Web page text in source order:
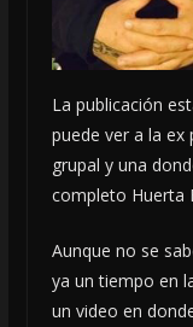
La publicación
puede ver a la ex
grupal y una
completo Huerta
Aunque no se
ya un tiempo en
un video en